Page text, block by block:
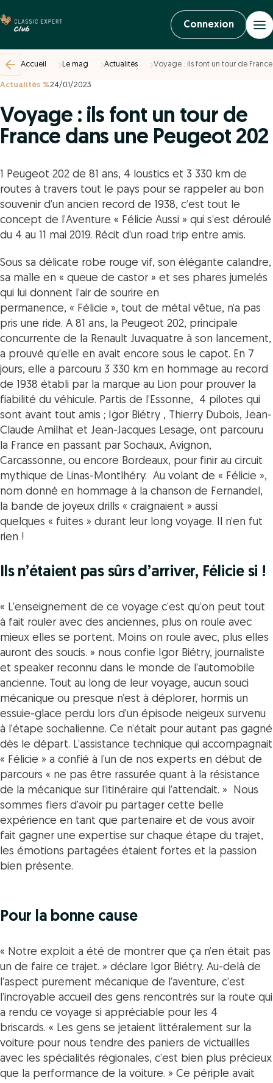
Connexion
Accueil Le mag Actualités Voyage : ils font un tour de
Actualités %24/01/2023
Voyage : ils font un tour de
France dans une Peugeot 202
1 Peugeot 202 de 81 ans, 4 loustics et 3 330 km de
routes à travers tout le pays pour se rappeler au bon
souvenir d’un ancien record de 1938, c’est tout le
concept de l’Aventure « Félicie Aussi » qui s’est déroulé
du 4 au 11 mai 2019. Récit d’un road trip entre amis.
Sous sa délicate robe rouge vif, son élégante calandre,
sa malle en « queue de castor » et ses phares jumelés
qui lui donnent l’air de sourire en
permanence, « Félicie », tout de métal vêtue, n’a pas
pris une ride. A 81 ans, la Peugeot 202, principale
concurrente de la Renault Juvaquatre à son lancement,
a prouvé qu’elle en avait encore sous le capot. En 7
jours, elle a parcouru 3 330 km en hommage au record
de 1938 établi par la marque au Lion pour prouver la
fiabilité du véhicule. Partis de l’Essonne, 4 pilotes qui
sont avant tout amis ; Igor Biétry , Thierry Dubois, Jean-
Claude Amilhat et Jean-Jacques Lesage, ont parcouru
la France en passant par Sochaux, Avignon,
Carcassonne, ou encore Bordeaux, pour finir au circuit
mythique de Linas-Montlhéry. Au volant de « Félicie »,
nom donné en hommage à la chanson de Fernandel,
la bande de joyeux drills « craignaient » aussi
quelques « fuites » durant leur long voyage. Il n’en fut
rien !
Ils n’étaient pas sûrs d’arriver, Félicie si !
« L’enseignement de ce voyage c’est qu’on peut tout
à fait rouler avec des anciennes, plus on roule avec
mieux elles se portent. Moins on roule avec, plus elles
auront des soucis. » nous confie Igor Biétry, journaliste
et speaker reconnu dans le monde de l’automobile
ancienne. Tout au long de leur voyage, aucun souci
mécanique ou presque n’est à déplorer, hormis un
essuie-glace perdu lors d’un épisode neigeux survenu
à l’étape sochalienne. Ce n’était pour autant pas gagné
dès le départ. L’assistance technique qui accompagnait
« Félicie » a confié à l’un de nos experts en début de
parcours « ne pas être rassurée quant à la résistance
de la mécanique sur l’itinéraire qui l’attendait. »
Nous
sommes fiers d’avoir pu partager cette belle
expérience en tant que partenaire et de vous avoir
fait gagner une expertise sur chaque étape du trajet,
les émotions partagées étaient fortes et la passion
bien présente.
Pour la bonne cause
« Notre exploit a été de montrer que ça n’en était pas
un de faire ce trajet. » déclare Igor Biétry. Au-delà de
l’aspect purement mécanique de l’aventure, c’est
l’incroyable accueil des gens rencontrés sur la route qui
a rendu ce voyage si appréciable pour les 4
briscards. « Les gens se jetaient littéralement sur la
voiture pour nous tendre des paniers de victuailles
avec les spécialités régionales, c’est bien plus précieux
que la performance de la voiture. » Ce périple avait